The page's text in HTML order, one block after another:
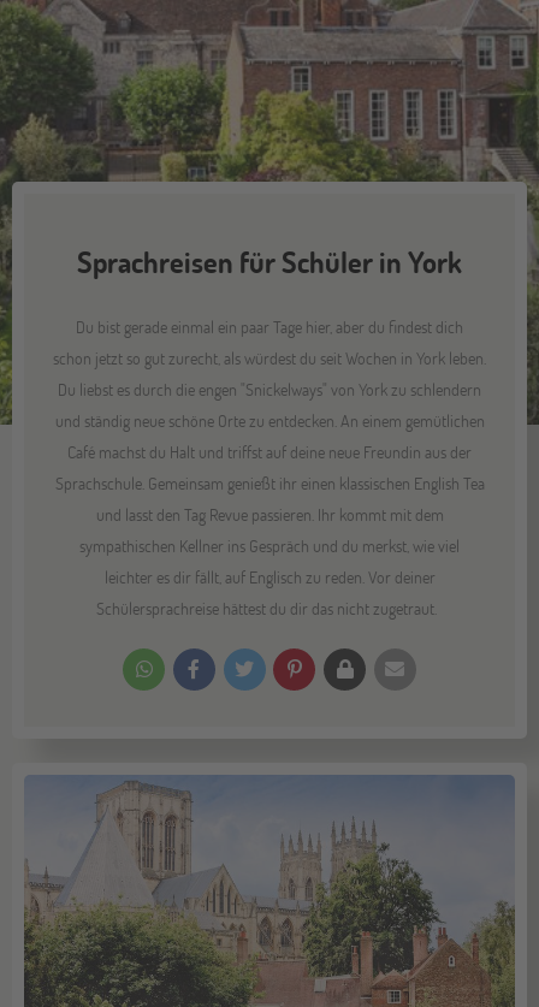
Sprachreisen für Schüler in York
Du bist gerade einmal ein paar Tage hier, aber du findest dich
schon jetzt so gut zurecht, als würdest du seit Wochen in York leben.
Du liebst es durch die engen "Snickelways" von York zu schlendern
und ständig neue schöne Orte zu entdecken. An einem gemütlichen
Café machst du Halt und triffst auf deine neue Freundin aus der
Sprachschule. Gemeinsam genießt ihr einen klassischen English Tea
und lasst den Tag Revue passieren. Ihr kommt mit dem
sympathischen Kellner ins Gespräch und du merkst, wie viel
leichter es dir fällt, auf Englisch zu reden. Vor deiner
Schülersprachreise hättest du dir das nicht zugetraut.